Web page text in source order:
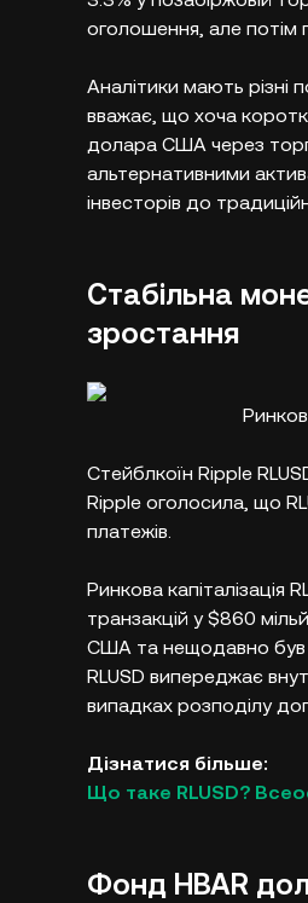
оголошення, але
Аналітики мають різні
вважає, що хоча
долара США через
альтернативними
інвесторів до
Стабільна
зростання
Cтейблкоїн Ripple
Ripple оголосила, що
платежів.​
Ринкова
транзакцій у $860
США та нещодавно був
RLUSD випереджає
випадках розподілу
Дізнатися більше:
Що таке RLUSD?
Фонд HBAR